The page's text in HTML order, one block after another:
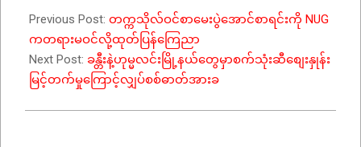
Previous Post: တက္ကသိုလ်ဝင်စာမေးပွဲအောင်စာရင်းကို NUG
ကတရားမဝင်လို့ထုတ်ပြန်ကြေညာ
Next Post: ခန္တီးနဲ့ဟုမ္မလင်းမြို့နယ်တွေမှာစက်သုံးဆီစျေးနှုန်း
မြင့်တက်မှုကြောင့်လျှပ်စစ်ဓာတ်အားခ